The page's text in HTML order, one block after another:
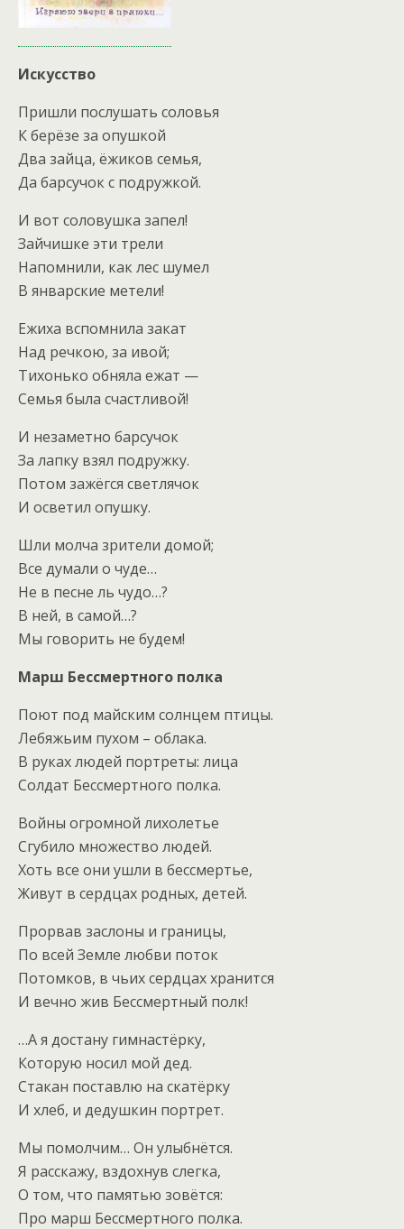
Искусство
Пришли послушать соловья
К берёзе за опушкой
Два зайца, ёжиков семья,
Да барсучок с подружкой.
И вот соловушка запел!
Зайчишке эти трели
Напомнили, как лес шумел
В январские метели!
Ежиха вспомнила закат
Над речкою, за ивой;
Тихонько обняла ежат —
Семья была счастливой!
И незаметно барсучок
За лапку взял подружку.
Потом зажёгся светлячок
И осветил опушку.
Шли молча зрители домой;
Все думали о чуде…
Не в песне ль чудо…?
В ней, в самой…?
Мы говорить не будем!
Марш Бессмертного полка
Поют под майским солнцем птицы.
Лебяжьим пухом – облака.
В руках людей портреты: лица
Солдат Бессмертного полка.
Войны огромной лихолетье
Сгубило множество людей.
Хоть все они ушли в бессмертье,
Живут в сердцах родных, детей.
Прорвав заслоны и границы,
По всей Земле любви поток
Потомков, в чьих сердцах хранится
И вечно жив Бессмертный полк!
…А я достану гимнастёрку,
Которую носил мой дед.
Стакан поставлю на скатёрку
И хлеб, и дедушкин портрет.
Мы помолчим… Он улыбнётся.
Я расскажу, вздохнув слегка,
О том, что памятью зовётся:
Про марш Бессмертного полка.